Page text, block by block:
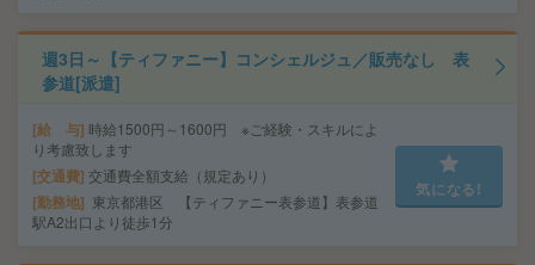
週3日～【ティファニー】コンシェルジュ／販売なし 表
参道[派遣]
給 与 時給1500円～1600円 ※ご経験・スキルによ
り考慮致します
交通費 交通費全額支給（規定あり）
勤務地
東京都港区 【ティファニー表参道】表参道
駅A2出口より徒歩1分
気になる!